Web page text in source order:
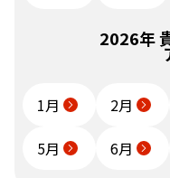
2026年
1月 2月
5月
6月